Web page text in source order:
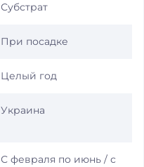
Субстрат
При посадке
Целый год
Украина
С февраля по июнь / с